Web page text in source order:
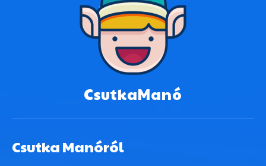
CsutkaManó
Csutka Manóról